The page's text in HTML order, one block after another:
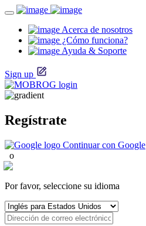
Acerca de nosotros
¿Cómo funciona?
Ayuda & Soporte
Sign up
Regístrate
Continuar con Google
o
Por favor, seleccione su idioma